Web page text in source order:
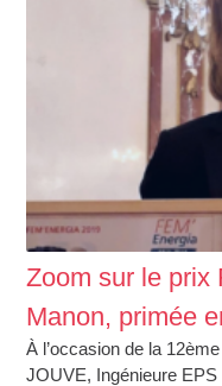
Zoom sur le prix
Manon, primée
À l’occasion de la
JOUVE, Ingénieure